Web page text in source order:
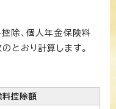
除、個人年金保険料
とおり計算します。
料控除額